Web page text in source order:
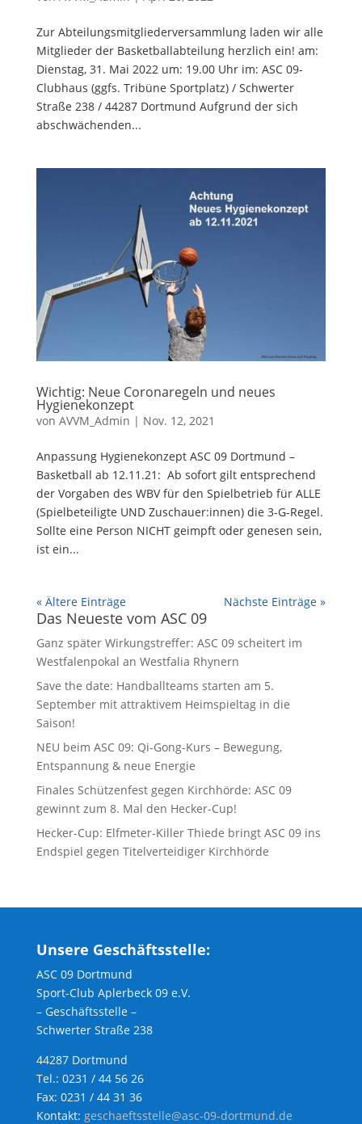
Zur Abteilungsmitgliederversammlung laden wir alle
Mitglieder der Basketballabteilung herzlich ein! am:
Dienstag, 31. Mai 2022 um: 19.00 Uhr im: ASC 09-
Clubhaus (ggfs. Tribüne Sportplatz) / Schwerter
Straße 238 / 44287 Dortmund Aufgrund der sich
abschwächenden...
Wichtig: Neue Coronaregeln und neues
Hygienekonzept
von AVVM_Admin | Nov. 12, 2021
Anpassung Hygienekonzept ASC 09 Dortmund –
Basketball ab 12.11.21: Ab sofort gilt entsprechend
der Vorgaben des WBV für den Spielbetrieb für ALLE
(Spielbeteiligte UND Zuschauer:innen) die 3-G-Regel.
Sollte eine Person NICHT geimpft oder genesen sein,
ist ein...
« Ältere Einträge Nächste Einträge »
Das Neueste vom ASC 09
Ganz später Wirkungstreffer: ASC 09 scheitert im
Westfalenpokal an Westfalia Rhynern
Save the date: Handballteams starten am 5.
September mit attraktivem Heimspieltag in die
Saison!
NEU beim ASC 09: Qi-Gong-Kurs – Bewegung,
Entspannung & neue Energie
Finales Schützenfest gegen Kirchhörde: ASC 09
gewinnt zum 8. Mal den Hecker-Cup!
Hecker-Cup: Elfmeter-Killer Thiede bringt ASC 09 ins
Endspiel gegen Titelverteidiger Kirchhörde
Unsere Geschäftsstelle:
ASC 09 Dortmund
Sport-Club Aplerbeck 09 e.V.
– Geschäftsstelle –
Schwerter Straße 238
44287 Dortmund
Tel.: 0231 / 44 56 26
Fax: 0231 / 44 31 36
Kontakt: geschaeftsstelle@asc-09-dortmund.de